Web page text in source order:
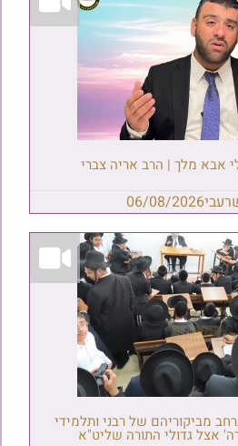
אבא מלך | הרב אריה צברי
06/08/2026
מביקוריהם של רבני ותלמידי
אצל גדולי התורה שליט"א